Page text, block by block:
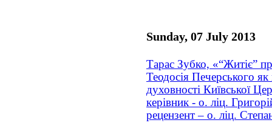
Sunday, 07 July 2013
Тарас Зубко, «“Житіє”
Теодосія Печерського як
духовності Київської
керівник - о. ліц.
рецензент – о. ліц.